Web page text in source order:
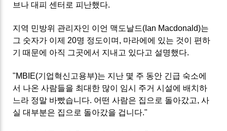
브나 대피 센터로 피난했다.
지역 민방위 관리자인 이언 맥도날드(Ian Macdonald)는
그 숫자가 이제 20명 정도이며, 마라에에 있는 것이 편하
기 때문에 아직 그곳에서 지내고 있다고 설명했다.
"MBIE(기업혁신고용부)는 지난 몇 주 동안 긴급 숙소에
서 나온 사람들을 최대한 많이 임시 주거 시설에 배치하
느라 정말 바빴습니다. 어떤 사람은 집으로 돌아갔고, 사
실 대부분은 집으로 돌아갔을 겁니다."